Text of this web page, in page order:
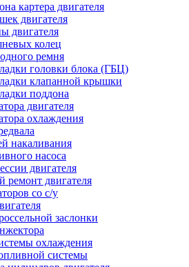
картера двигателя
двигателя
двигателя
колец
ремня
головки блока (ГБЦ)
клапанной крышки
поддона
двигателя
охлаждения
накаливания
насоса
двигателя
ремонт двигателя
со с/у
заслонки
охлаждения
системы